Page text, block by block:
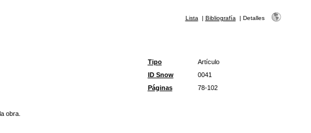
Lista | Bibliografía | Detalles
Tipo
Artículo
ID Snow
0041
Páginas
78-102
obra.